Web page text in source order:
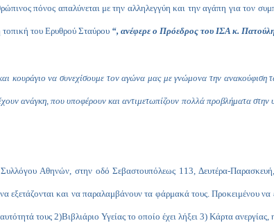
πόνος απαλύνεται με την αλληλεγγύη και την αγάπη για τον
του Ερυθρού Σταύρου “, ανέφερε ο Πρόεδρος του ΙΣΑ κ.
κουράγιο να συνεχίσουμε τον αγώνα μας με γνώμονα την
ανάγκη, που υποφέρουν και αντιμετωπίζουν πολλά προβλήματα στην
Συλλόγου Αθηνών, στην οδό Σεβαστουπόλεως 113, Δευτέρα-
εξετάζονται και να παραλαμβάνουν τα φάρμακά τους. Προκειμένου να
τους 2)Βιβλιάριο Υγείας το οποίο έχει λήξει 3) Κάρτα ανεργίας,